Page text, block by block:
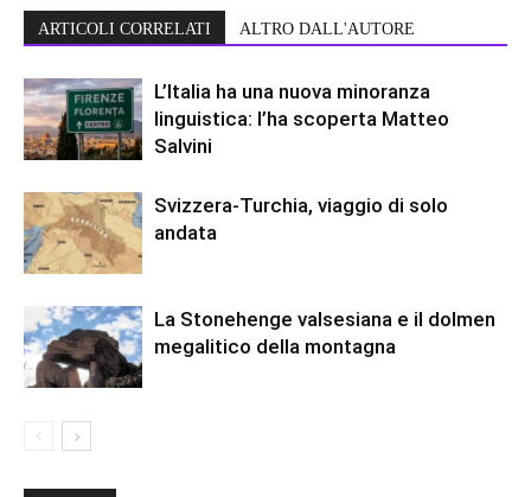
ARTICOLI CORRELATI ALTRO DALL'AUTORE
L’Italia ha una nuova minoranza
linguistica: l’ha scoperta Matteo
Salvini
Svizzera-Turchia, viaggio di solo
andata
La Stonehenge valsesiana e il dolmen
megalitico della montagna